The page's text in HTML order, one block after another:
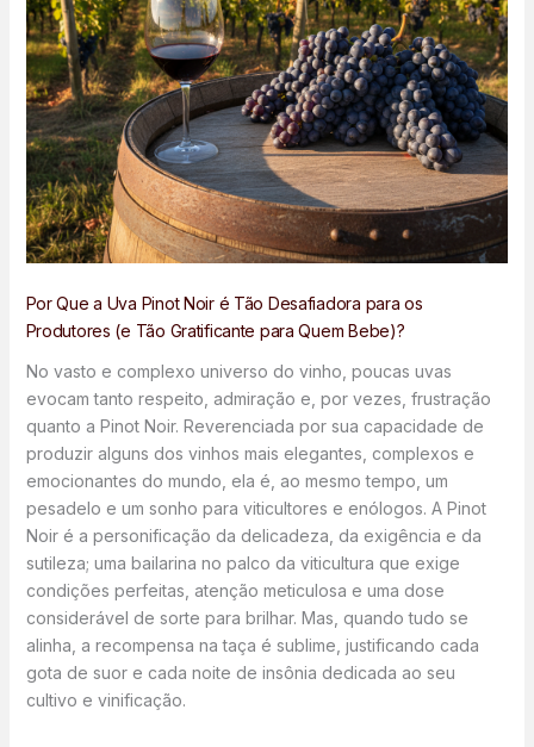
Por Que a Uva Pinot Noir é Tão Desafiadora para os
Produtores (e Tão Gratificante para Quem Bebe)?
No vasto e complexo universo do vinho, poucas uvas
evocam tanto respeito, admiração e, por vezes, frustração
quanto a Pinot Noir. Reverenciada por sua capacidade de
produzir alguns dos vinhos mais elegantes, complexos e
emocionantes do mundo, ela é, ao mesmo tempo, um
pesadelo e um sonho para viticultores e enólogos. A Pinot
Noir é a personificação da delicadeza, da exigência e da
sutileza; uma bailarina no palco da viticultura que exige
condições perfeitas, atenção meticulosa e uma dose
considerável de sorte para brilhar. Mas, quando tudo se
alinha, a recompensa na taça é sublime, justificando cada
gota de suor e cada noite de insônia dedicada ao seu
cultivo e vinificação.